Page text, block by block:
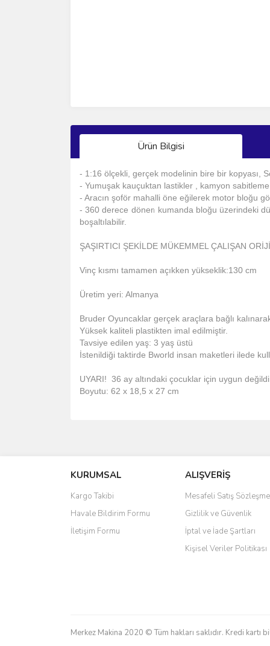
Ürün Bilgisi
- 1:16 ölçekli, gerçek modelinin bire bir kopyası,
- Yumuşak kauçuktan lastikler , kamyon sabitleme
- Aracın şoför mahalli öne eğilerek motor bloğu
- 360 derece dönen kumanda bloğu üzerindeki
boşaltılabilir.
ŞAŞIRTICI ŞEKİLDE MÜKEMMEL ÇALIŞAN
Vinç kısmı tamamen açıkken yükseklik:130 cm
Üretim yeri: Almanya
Bruder Oyuncaklar gerçek araçlara bağlı
Yüksek kaliteli plastikten imal edilmiştir.
Tavsiye edilen yaş: 3 yaş üstü
İstenildiği taktirde Bworld insan maketleri ilede
UYARI! 36 ay altındaki çocuklar için uygun
Boyutu: 62 x 18,5 x 27 cm
Ürün resmi kalitesiz, bozuk veya
Ürün açıklamasında eksik bilgiler bulunuyor.
Ürün bilgilerinde hatalar bulunuyor.
Ürün fiyatı diğer sitelerden daha pahalı.
Bu ürüne benzer farklı alternatifler olmalı.
KURUMSAL
Kargo Takibi
Havale Bildirim Formu
İletişim Formu
ALIŞVERİŞ
Mesafeli Satış
Gizlilik ve Güvenlik
İptal ve İade Şartları
Kişisel Veriler Politikası
Merkez Makina 2020 © Tüm hakları saklıdır. Kredi